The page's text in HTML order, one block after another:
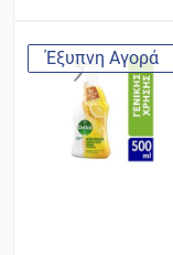
Έξυπνη Αγορά